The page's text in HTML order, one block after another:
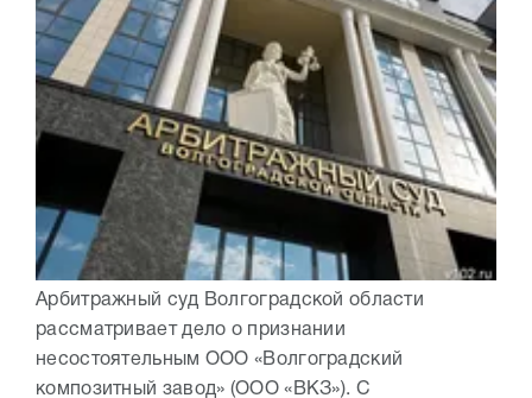
Арбитражный суд Волгоградской области
рассматривает дело о признании
несостоятельным ООО «Волгоградский
композитный завод» (ООО «ВКЗ»). С